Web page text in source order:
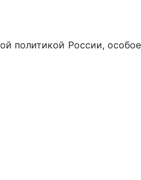
политикой России, особое